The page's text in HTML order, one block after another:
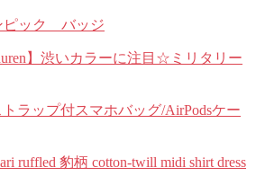
ピック バッジ
】渋いカラーに注目☆ミリタリー
トラップ付スマホバッグ/AirPodsケー
ruffled 豹柄 cotton-twill midi shirt dress